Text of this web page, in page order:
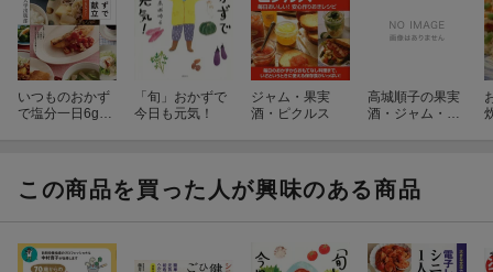
いつものおかず
で塩分一日6g献
「旬」おかずで
今日も元気！
ジャム・果実
酒・ピクルス
高城順子の果実
酒・ジャム・ピ
この商品を買った人が興味のある商品